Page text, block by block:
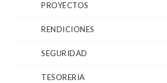
PROYECTOS
RENDICIONES
SEGURIDAD
TESORERIA